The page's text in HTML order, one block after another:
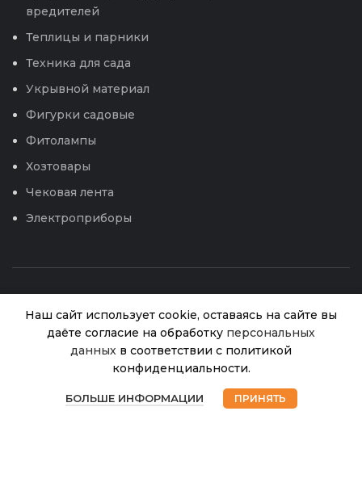
вредителей
Теплицы и парники
Техника для сада
Укрывной материал
Фигурки садовые
Фитолампы
Хозтовары
Чековая лента
Электроприборы
Интернет магазин Успех. ИП Хрипунов Сергей
Александрович
ИНН 420800180243 / ОГРНИП 304420530300327
Наш сайт использует cookie, оставаясь на сайте вы
даёте согласие на обработку персональных
данных в соответствии с политикой
конфиденциальности.
БОЛЬШЕ ИНФОРМАЦИИ ПРИНЯТЬ
Леска для
триммера
скрученная150.00 ₽
наличии
Магазин Избранное Корзина Мой аккаунт